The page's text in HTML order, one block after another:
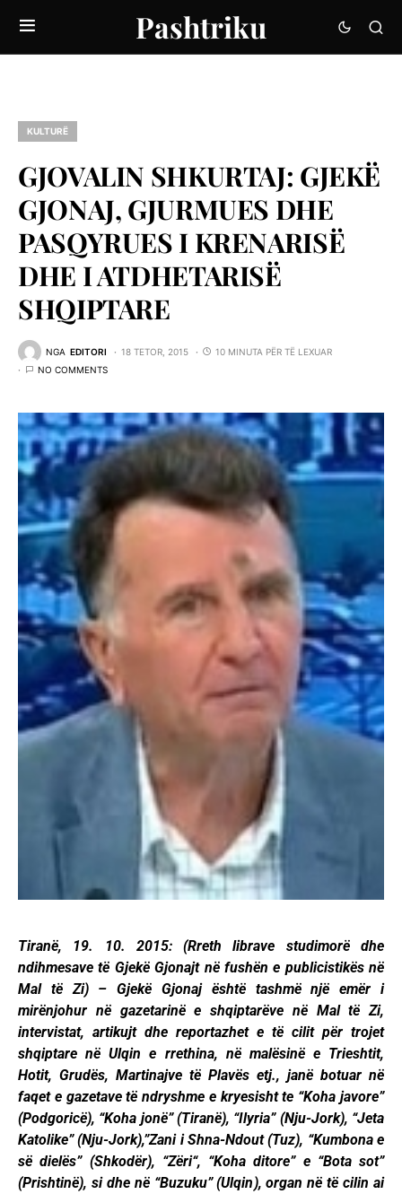
Pashtriku
KULTURË
GJOVALIN SHKURTAJ: GJEKË
GJONAJ, GJURMUES DHE
PASQYRUES I KRENARISË
DHE I ATDHETARISË
SHQIPTARE
NGA EDITORI 18 TETOR, 2015
10 MINUTA PËR TË LEXUAR
NO COMMENTS
Tiranë, 19. 10. 2015: (Rreth librave studimorë dhe
ndihmesave të Gjekë Gjonajt në fushën e publicistikës në
Mal të Zi) – Gjekë Gjonaj është tashmë një emër i
mirënjohur në gazetarinë e shqiptarëve në Mal të Zi,
intervistat, artikujt dhe reportazhet e të cilit për trojet
shqiptare në Ulqin e rrethina, në malësinë e Trieshtit,
Hotit, Grudës, Martinajve të Plavës etj., janë botuar në
faqet e gazetave të ndryshme e kryesisht te “Koha javore”
(Podgoricë), “Koha jonë” (Tiranë), “Ilyria” (Nju-Jork), “Jeta
Katolike” (Nju-Jork),”Zani i Shna-Ndout (Tuz), “Kumbona e
së dielës” (Shkodër), “Zëri“, “Koha ditore” e “Bota sot”
(Prishtinë), si dhe në “Buzuku” (Ulqin), organ në të cilin ai